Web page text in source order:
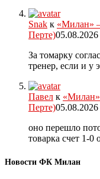
Snak к «Милан»
Перте)05.08.2026
За томарку
тренер, если и у
Павел к
Перте)05.08.2026
оно перешло
товарка счет 1-
Новости ФК Милан